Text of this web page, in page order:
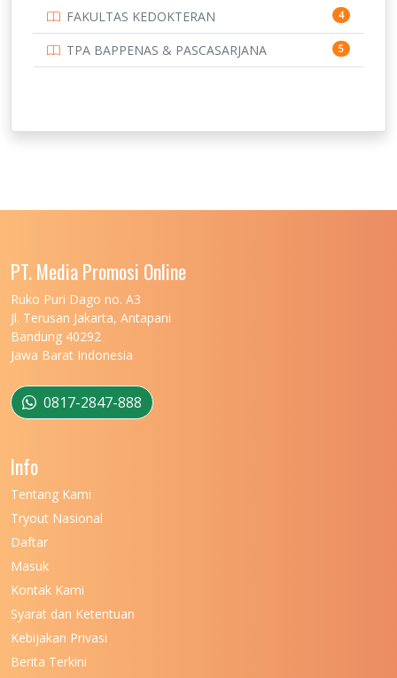
11
144
UNIVERSITAS JEMBER
UNIVERSITAS MALIKUSSALEH
UNIVERSITAS MARITIM RAJA ALI HAJI
UNIVERSITAS MATARAM
UNIVERSITAS MULAWARMAN
UNIVERSITAS MUSAMUS
UNIVERSITAS NEGERI KHAIRUN
UNIVERSITAS NEGERI MEDAN
UNIVERSITAS NEGERI PADANG
FAKULTAS KEDOKTERAN 4
TPA BAPPENAS & PASCASARJANA 5
PT. Media Promosi Online
Ruko Puri Dago no. A3
Jl. Terusan Jakarta, Antapani
Bandung 40292
Jawa Barat Indonesia
0817-2847-888
Info
Tentang Kami
Tryout Nasional
Daftar
Masuk
Kontak Kami
Syarat dan Ketentuan
Kebijakan Privasi
Berita Terkini